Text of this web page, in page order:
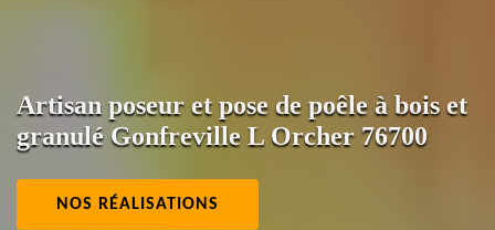
Artisan poseur et pose de poêle à bois et
granulé Gonfreville L Orcher 76700
NOS RÉALISATIONS